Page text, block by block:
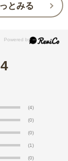
とみる
(4)
(0)
(0)
(1)
(0)